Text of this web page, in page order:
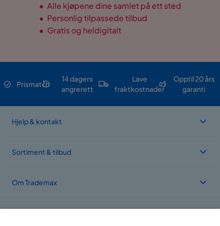
• Alle kjøpene dine samlet på ett sted
• Personlig tilpassede tilbud
• Gratis og heldigitalt
Prismatch
14 dagers
angrerett
Lave
fraktkostnader
Opptil 20 års
garanti
Hjelp & kontakt
Sortiment & tilbud
Om Trademax